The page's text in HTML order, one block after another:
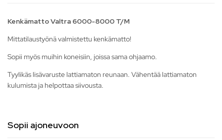
Kenkämatto Valtra 6000-8000 T/M
Mittatilaustyönä valmistettu kenkämatto!
Sopii myös muihin koneisiin, joissa sama ohjaamo.
Tyylikäs lisävaruste lattiamaton reunaan. Vähentää lattiamaton
kulumista ja helpottaa siivousta.
Sopii ajoneuvoon